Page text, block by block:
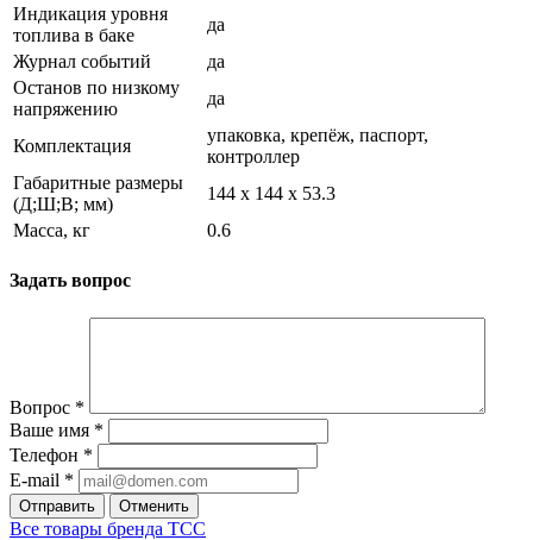
Индикация уровня
топлива в баке
да
Журнал событий
да
Останов по низкому
напряжению
да
Комплектация
упаковка, крепёж, паспорт,
контроллер
Габаритные размеры
(Д;Ш;В; мм)
144 х 144 х 53.3
Масса, кг
0.6
Задать вопрос
Вопрос *
Ваше имя *
Телефон *
E-mail *
Отправить Отменить
Все товары бренда ТСС